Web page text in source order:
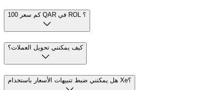
كم سعر 100 QAR في ROL ؟
كيف يمكنني تحويل العملات؟
هل يمكنني ضبط تنبيهات الأسعار باستخدام Xe؟